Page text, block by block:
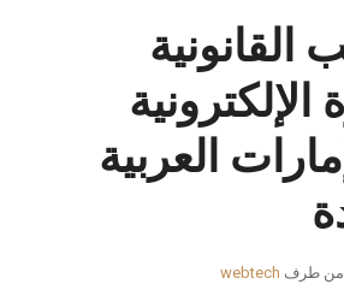
القانونية
الإلكترونية
العربية
من طرف webtech